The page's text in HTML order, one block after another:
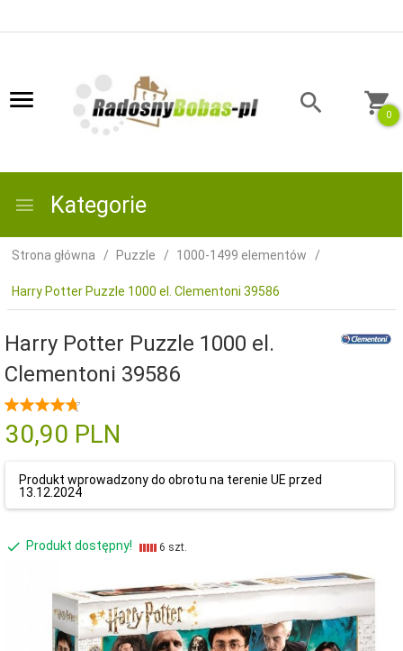
0
Kategorie
Strona główna Puzzle 1000-1499 elementów
Harry Potter Puzzle 1000 el. Clementoni 39586
Harry Potter Puzzle 1000 el.
Clementoni 39586
30,90 PLN
Produkt wprowadzony do obrotu na terenie UE przed
13.12.2024
Produkt dostępny! 6 szt.